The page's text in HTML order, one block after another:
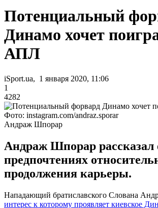
Потенциальный
Динамо хочет
АПЛ
iSport.ua, 1 января 2020, 11:06
1
4282
Фото: instagram.com/andraz.sporar
Андраж Шпорар
Андраж Шпорар рассказал
предпочтениях
продолжения карьеры.
Нападающий братиславского Слована
интерес к которому проявляет киевское